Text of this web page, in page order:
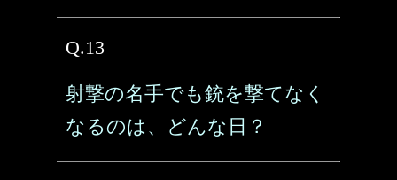
Q.13
射撃の名手でも銃を撃てなく
なるのは、どんな日？